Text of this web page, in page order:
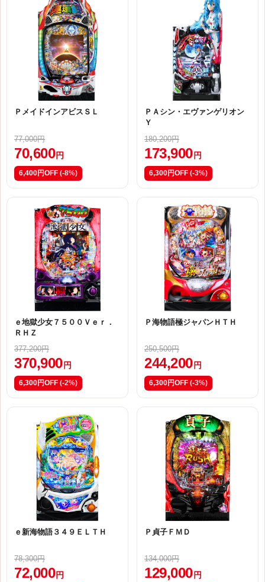
ＰメイドインアビスＳＬ
77,000円
70,600 円
6,400円OFF (-8%)
ＰＡシン・エヴァンゲリオン
Ｙ
180,200円
173,900 円
6,300円OFF (-3%)
ｅ地獄少女７５００Ｖｅｒ．
ＲＨＺ
377,200円
370,900 円
6,300円OFF (-2%)
Ｐ海物語極ジャパンＨＴＨ
250,500円
244,200 円
6,300円OFF (-3%)
ｅ新海物語３４９ＥＬＴＨ
78,300円
72,000 円
Ｐ貞子ＦＭＤ
134,000円
129,000 円